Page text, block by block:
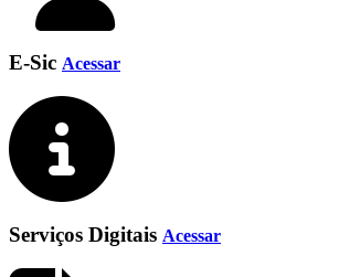
E-Sic Acessar
Serviços Digitais Acessar